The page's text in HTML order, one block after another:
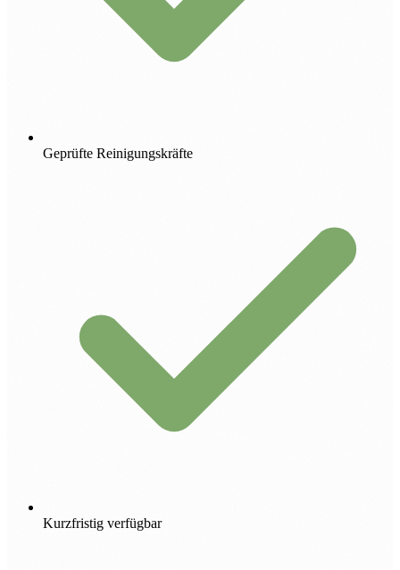
Geprüfte Reinigungskräfte
Kurzfristig verfügbar